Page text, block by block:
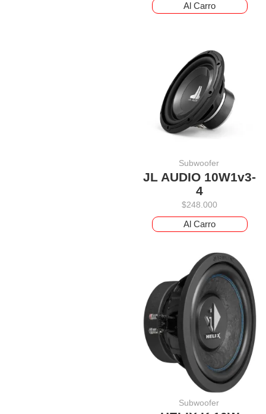
Al Carro
Subwoofer
JL AUDIO 10W1v3-
4
$248.000
Al Carro
Subwoofer